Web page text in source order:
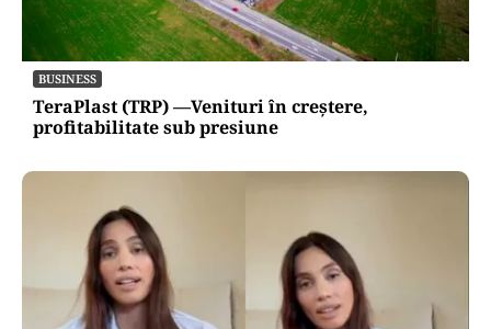
BUSINESS
TeraPlast (TRP) —Venituri în creștere,
profitabilitate sub presiune